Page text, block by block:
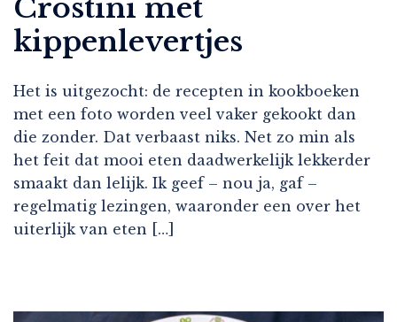
Crostini met
kippenlevertjes
Het is uitgezocht: de recepten in kookboeken
met een foto worden veel vaker gekookt dan
die zonder. Dat verbaast niks. Net zo min als
het feit dat mooi eten daadwerkelijk lekkerder
smaakt dan lelijk. Ik geef – nou ja, gaf –
regelmatig lezingen, waaronder een over het
uiterlijk van eten […]